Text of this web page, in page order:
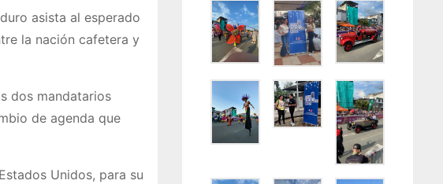
asista al esperado
la nación cafetera y
dos mandatarios
de agenda que
Unidos, para su